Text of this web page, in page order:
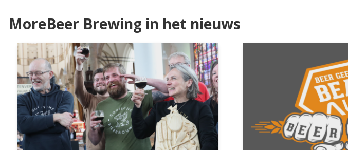
MoreBeer Brewing in het nieuws